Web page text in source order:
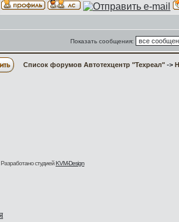
Показать сообщения:
Список форумов Автотехцентр "Техреал" ->
Разработано студиейKVM-Design